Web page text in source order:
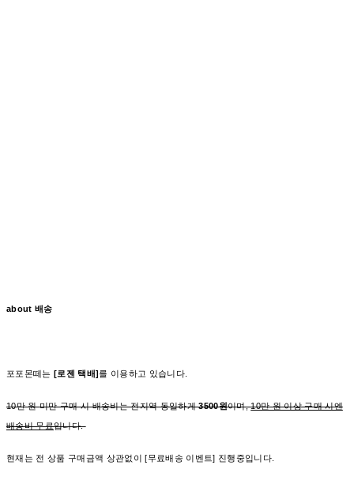
about 배송
포포몬떼는 [로젠 택배]를 이용하고 있습니다.
10만 원 미만 구매 시 배송비는 전지역 동일하게3500원이며,10만 원 이상 구매 시엔
배송비 무료입니다.
현재는 전 상품 구매금액 상관없이 [무료배송 이벤트] 진행중입니다.